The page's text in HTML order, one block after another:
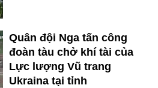
Quân đội Nga tấn công
đoàn tàu chở khí tài của
Lực lượng Vũ trang
Ukraina tại tỉnh